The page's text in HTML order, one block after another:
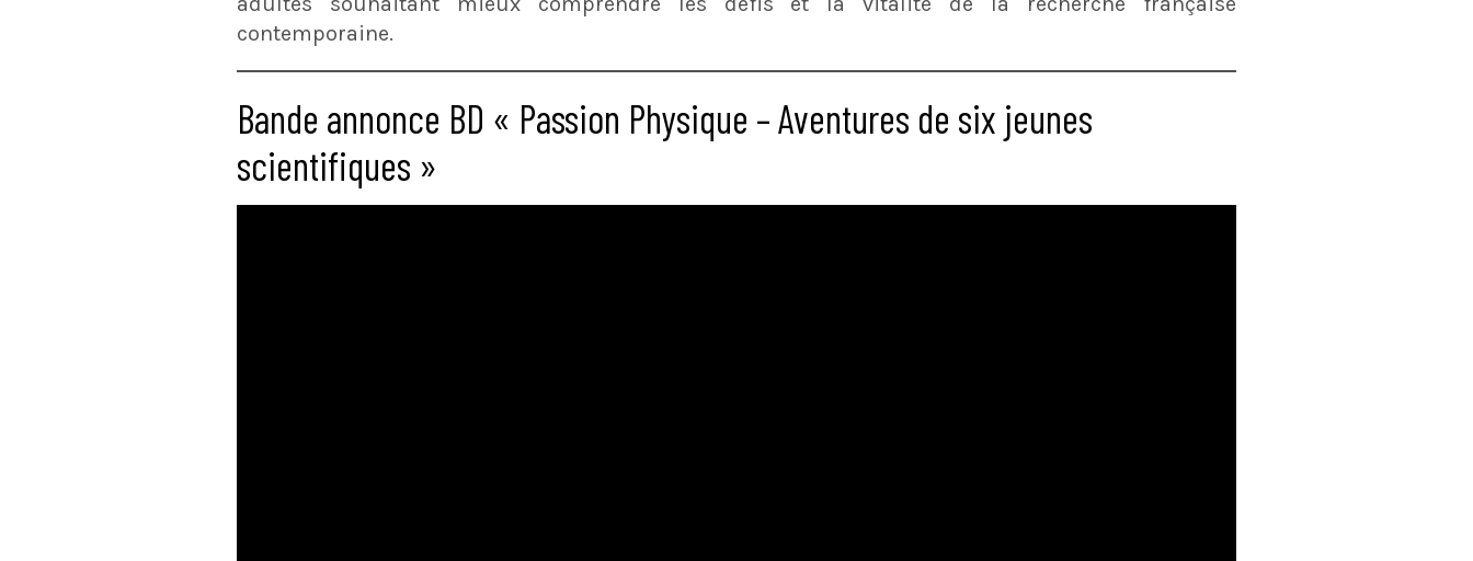
contemporaine.
Bande annonce BD « Passion Physique – Aventures de six jeunes
scientifiques »